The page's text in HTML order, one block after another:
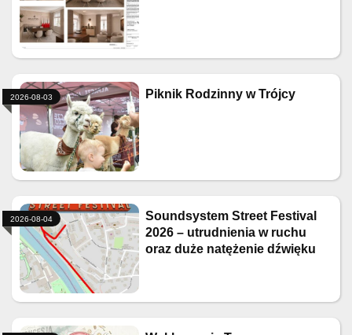
Piknik Rodzinny w Trójcy
2026-08-03
Soundsystem Street Festival
2026 – utrudnienia w ruchu
oraz duże natężenie dźwięku
2026-08-04